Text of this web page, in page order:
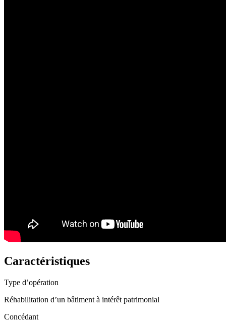
Caractéristiques
Type d’opération
Réhabilitation d’un bâtiment à intérêt patrimonial
Concédant